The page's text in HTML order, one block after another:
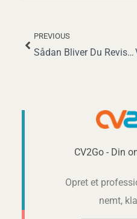
Tidligere
PREVIOUS
Sådan Bliver Du Revisor: En Komplet Guide
CV2Go - Din
Opret et
nemt,